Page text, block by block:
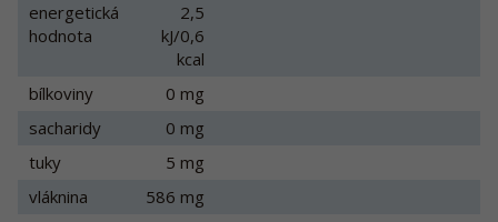
energetická
hodnota
2,5
kJ/0,6
kcal
bílkoviny
0 mg
sacharidy
0 mg
tuky
5 mg
vláknina
586 mg